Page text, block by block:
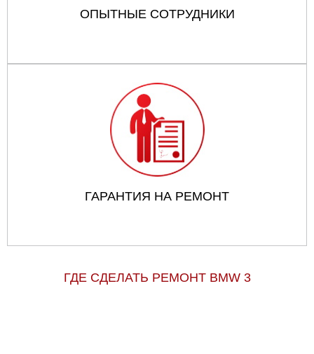
ОПЫТНЫЕ СОТРУДНИКИ
ГАРАНТИЯ НА РЕМОНТ
ГДЕ СДЕЛАТЬ РЕМОНТ BMW 3